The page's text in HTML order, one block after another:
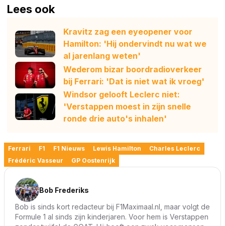
Lees ook
Kravitz zag een eyeopener voor
Hamilton: 'Hij ondervindt nu wat we
al jarenlang weten'
Wederom bizar boordradioverkeer
bij Ferrari: 'Dat is niet wat ik vroeg'
Windsor gelooft Leclerc niet:
'Verstappen moest in zijn snelle
ronde drie auto's inhalen'
Ferrari F1 F1 Nieuws Lewis Hamilton
Charles Leclerc
Frédéric Vasseur
GP Oostenrijk
Bob Frederiks
Bob is sinds kort redacteur bij F1Maximaal.nl, maar volgt de
Formule 1 al sinds zijn kinderjaren. Voor hem is Verstappen